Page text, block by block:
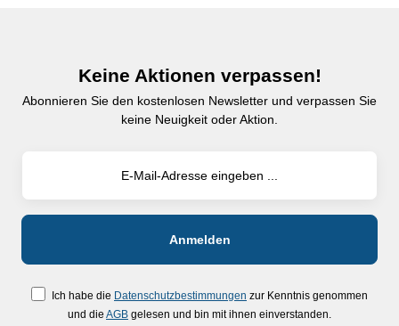
Keine Aktionen verpassen!
Abonnieren Sie den kostenlosen Newsletter und verpassen Sie
keine Neuigkeit oder Aktion.
Ich habe die Datenschutzbestimmungen zur Kenntnis genommen
und die AGB gelesen und bin mit ihnen einverstanden.